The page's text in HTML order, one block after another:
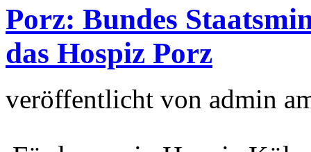
Porz: Bundes
das Hospiz Porz
veröffentlicht von admin